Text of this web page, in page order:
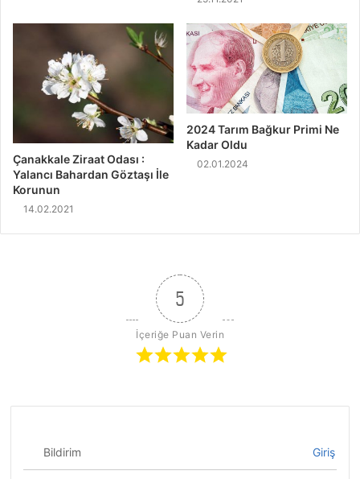
Çanakkale Ziraat Odası :
Yalancı Bahardan Göztaşı İle
Korunun
14.02.2021
2024 Tarım Bağkur Primi Ne
Kadar Oldu
02.01.2024
5
İçeriğe Puan Verin
Bildirim Giriş